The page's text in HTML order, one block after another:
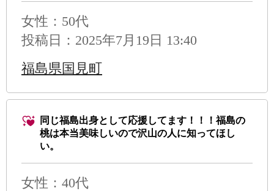
女性：50代
投稿日：2025年7月19日 13:40
福島県国見町
同じ福島出身として応援してます！！！福島の
桃は本当美味しいので沢山の人に知ってほし
い。
女性：40代